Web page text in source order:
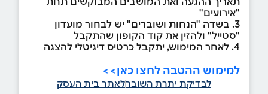
"אירועים"
3. בשדה "הנחות ושוברים" יש לבחור מועדון
"סטייל" ולהזין את קוד הקופון שהתקבל
4. לאחר המימוש, יתקבל כרטיס דיגיטלי להצגה
למימוש ההטבה לחצו כאן>>
לבדיקת יתרת השוברלאתר בית העסק